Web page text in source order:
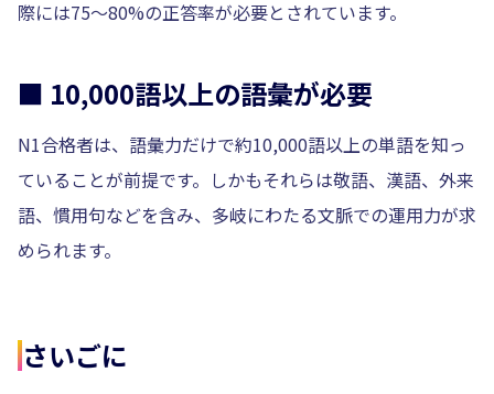
際には75〜80%の正答率が必要とされています。
■ 10,000語以上の語彙が必要
N1合格者は、語彙力だけで約10,000語以上の単語を知っ
ていることが前提です。しかもそれらは敬語、漢語、外来
語、慣用句などを含み、多岐にわたる文脈での運用力が求
められます。
さいごに